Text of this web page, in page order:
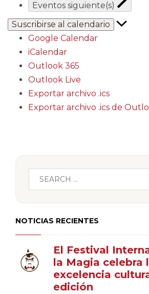
Eventos siguiente(s)
Suscribirse al calendario
Google Calendar
iCalendar
Outlook 365
Outlook Live
Exportar archivo .ics
Exportar archivo .ics de
NOTICIAS RECIENTES
El Festival
la Magia celebra
excelencia
edición